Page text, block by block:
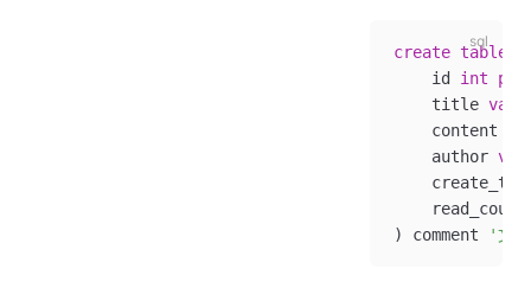
create table
    id
int
    title
    content
    author
) comment
'文